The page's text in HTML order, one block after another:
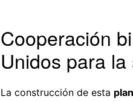
Cooperación
Unidos para
La construcción de esta